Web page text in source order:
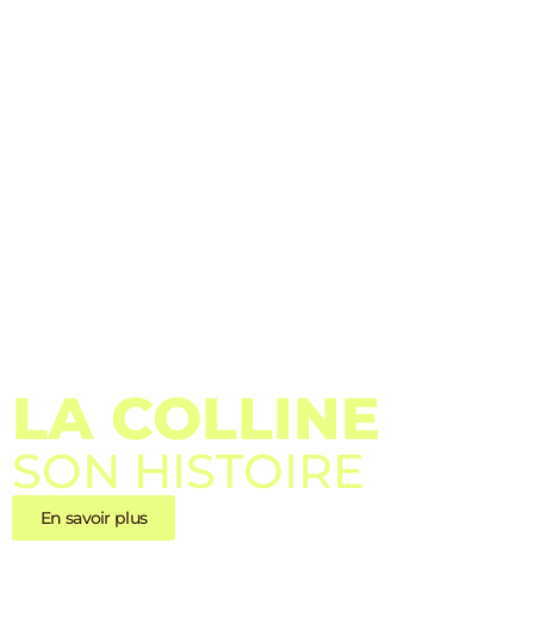
LA COLLINE
SON HISTOIRE
En savoir plus